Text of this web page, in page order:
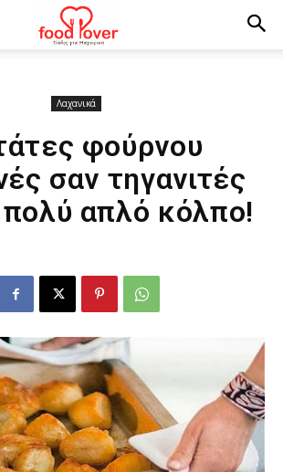
Λαχανικά
φούρνου
σαν τηγανιτές
απλό κόλπο!